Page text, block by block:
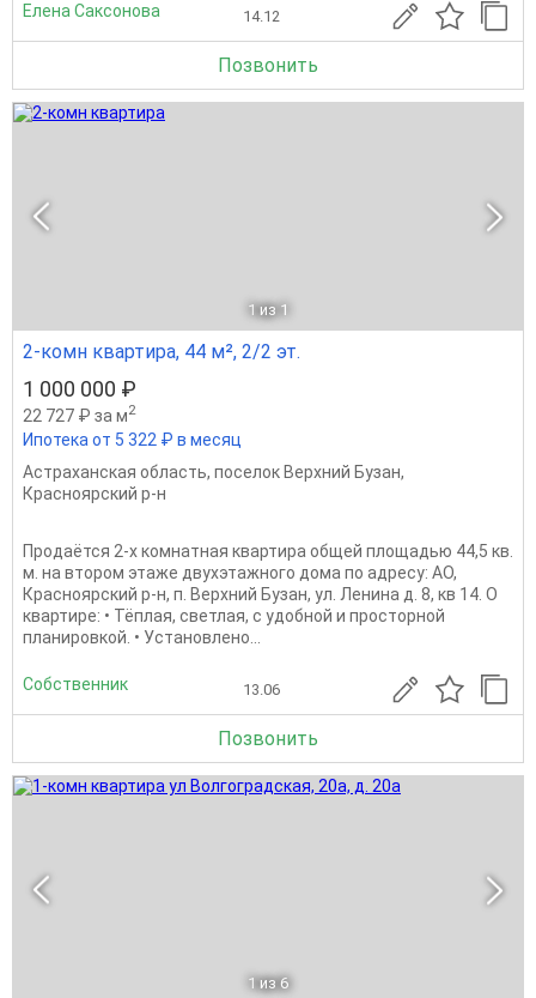
Елена Саксонова 14.12
Позвонить
1 из 1
2-комн квартира, 44 м², 2/2 эт.
1 000 000 ₽
22 727 ₽ за м2
Ипотека от 5 322 ₽ в месяц
Астраханская область, поселок Верхний Бузан,
Красноярский р-н
Продаётся 2-х комнатная квартира общей площадью 44,5 кв.
м. на втором этаже двухэтажного дома по адресу: АО,
Красноярский р-н, п. Верхний Бузан, ул. Ленина д. 8, кв 14. О
квартире: • Тёплая, светлая, с удобной и просторной
планировкой. • Установлено...
Собственник 13.06
Позвонить
1 из 6